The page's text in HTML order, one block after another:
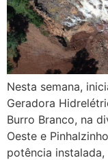
Nesta semana,
Geradora
Burro Branco, na
Oeste e
potência